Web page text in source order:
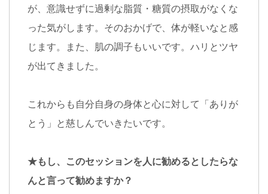
が、意識せずに過剰な脂質・糖質の摂取がなくな
った気がします。そのおかげで、体が軽いなと感
じます。また、肌の調子もいいです。ハリとツヤ
が出てきました。
これからも自分自身の身体と心に対して「ありが
とう」と慈しんでいきたいです。
★もし、このセッションを人に勧めるとしたらな
んと言って勧めますか？